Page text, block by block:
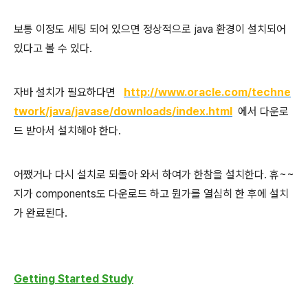
보통 이정도 세팅 되어 있으면 정상적으로 java 환경이 설치되어
있다고 볼 수 있다.
자바 설치가 필요하다면 http://www.oracle.com/techne
twork/java/javase/downloads/index.html 에서 다운로
드 받아서 설치해야 한다.
어쨌거나 다시 설치로 되돌아 와서 하여가 한참을 설치한다. 휴~~
지가 components도 다운로드 하고 뭔가를 열심히 한 후에 설치
가 완료된다.
Getting Started Study